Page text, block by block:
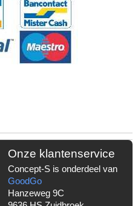
Onze klantenservice
Concept-S is onderdeel van
GoodGo
Hanzeweg 9C